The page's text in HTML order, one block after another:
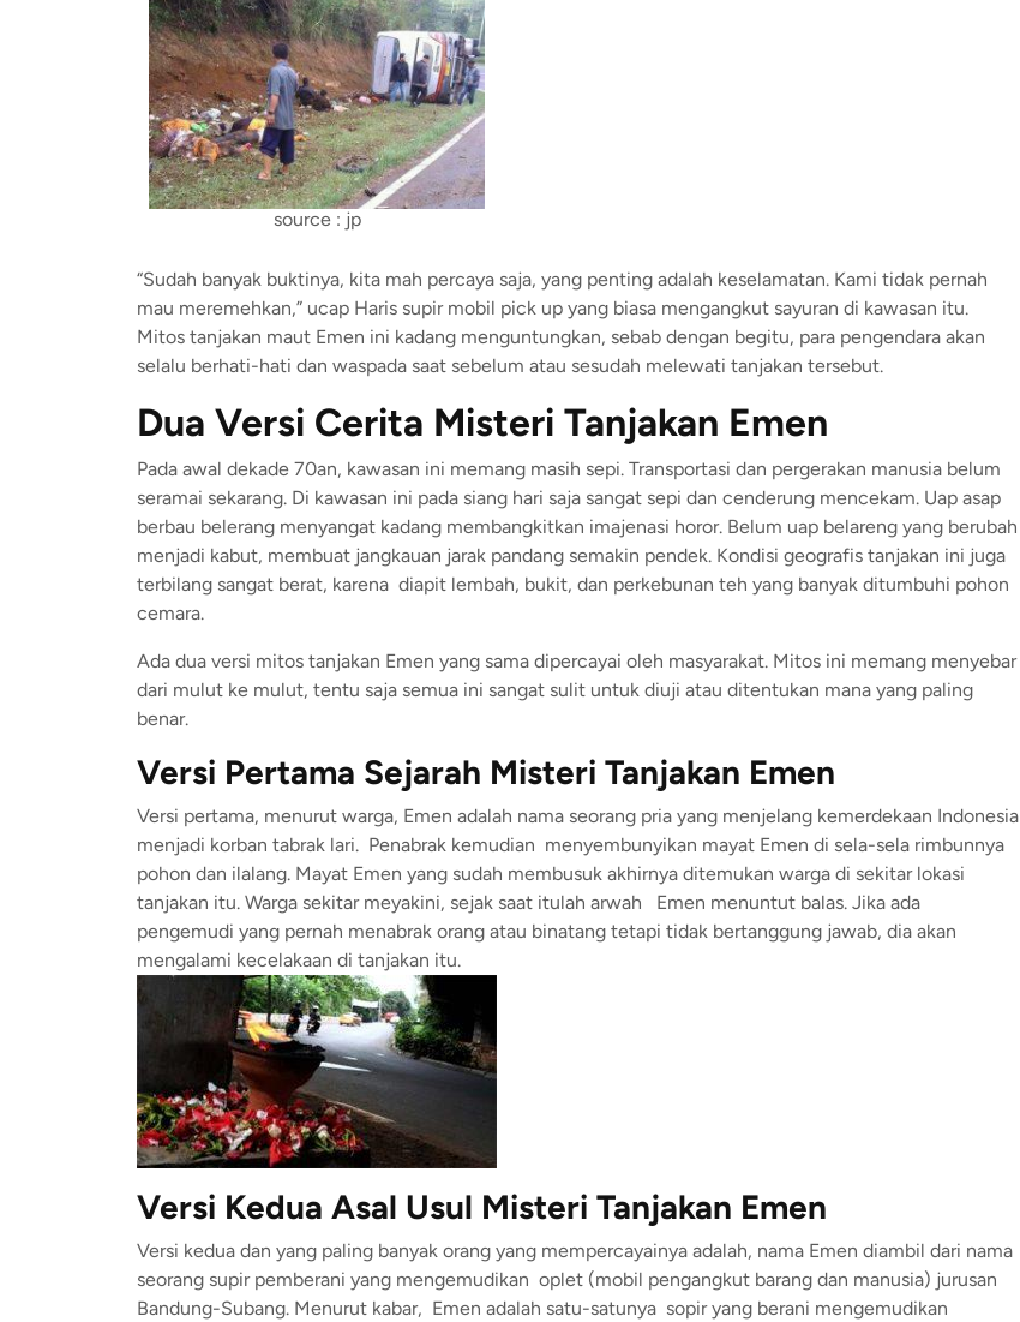
source : jp
“Sudah banyak buktinya, kita mah percaya saja, yang penting adalah keselamatan. Kami tidak pernah
mau meremehkan,” ucap Haris supir mobil pick up yang biasa mengangkut sayuran di kawasan itu.
Mitos tanjakan maut Emen ini kadang menguntungkan, sebab dengan begitu, para pengendara akan
selalu berhati-hati dan waspada saat sebelum atau sesudah melewati tanjakan tersebut.
Dua Versi Cerita Misteri Tanjakan Emen
Pada awal dekade 70an, kawasan ini memang masih sepi. Transportasi dan pergerakan manusia belum
seramai sekarang. Di kawasan ini pada siang hari saja sangat sepi dan cenderung mencekam. Uap asap
berbau belerang menyangat kadang membangkitkan imajenasi horor. Belum uap belareng yang berubah
menjadi kabut, membuat jangkauan jarak pandang semakin pendek. Kondisi geografis tanjakan ini juga
terbilang sangat berat, karena diapit lembah, bukit, dan perkebunan teh yang banyak ditumbuhi pohon
cemara.
Ada dua versi mitos tanjakan Emen yang sama dipercayai oleh masyarakat. Mitos ini memang menyebar
dari mulut ke mulut, tentu saja semua ini sangat sulit untuk diuji atau ditentukan mana yang paling
benar.
Versi Pertama Sejarah Misteri Tanjakan Emen
Versi pertama, menurut warga, Emen adalah nama seorang pria yang menjelang kemerdekaan Indonesia
menjadi korban tabrak lari. Penabrak kemudian menyembunyikan mayat Emen di sela-sela rimbunnya
pohon dan ilalang. Mayat Emen yang sudah membusuk akhirnya ditemukan warga di sekitar lokasi
tanjakan itu. Warga sekitar meyakini, sejak saat itulah arwah Emen menuntut balas. Jika ada
pengemudi yang pernah menabrak orang atau binatang tetapi tidak bertanggung jawab, dia akan
mengalami kecelakaan di tanjakan itu.
Versi Kedua Asal Usul Misteri Tanjakan Emen
Versi kedua dan yang paling banyak orang yang mempercayainya adalah, nama Emen diambil dari nama
seorang supir pemberani yang mengemudikan oplet (mobil pengangkut barang dan manusia) jurusan
Bandung-Subang. Menurut kabar, Emen adalah satu-satunya sopir yang berani mengemudikan